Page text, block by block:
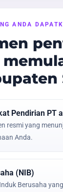
ANDA
Pendirian PT
resmi yang
Anda.
(NIB)
Berusaha